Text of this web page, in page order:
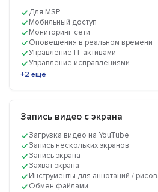
Для MSP
Мобильный доступ
Мониторинг сети
Оповещения в реальном времени
Управление IT-активами
Управление исправлениями
+2 ещё
Запись видео с экрана
Загрузка видео на YouTube
Запись нескольких экранов
Запись экрана
Захват экрана
Инструменты для аннотаций /
Обмен файлами